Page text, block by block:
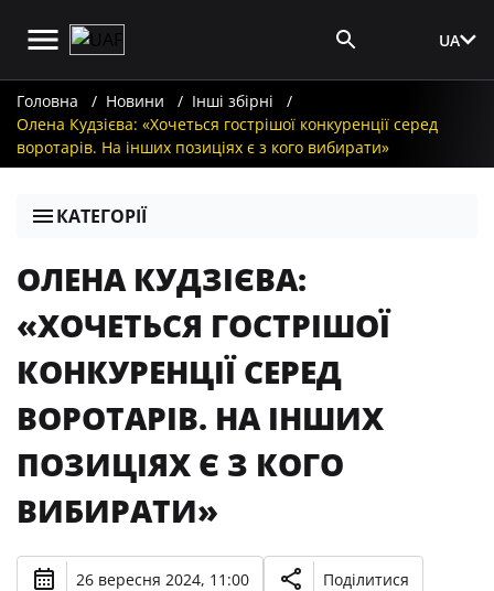
UA
Головна Новини
Інші збірні
Олена Кудзієва: «Хочеться гострішої конкуренції серед
воротарів. На інших позиціях є з кого вибирати»
КАТЕГОРІЇ
ОЛЕНА КУДЗІЄВА:
«ХОЧЕТЬСЯ ГОСТРІШОЇ
КОНКУРЕНЦІЇ СЕРЕД
ВОРОТАРІВ. НА ІНШИХ
ПОЗИЦІЯХ Є З КОГО
ВИБИРАТИ»
26 вересня 2024, 11:00 Поділитися